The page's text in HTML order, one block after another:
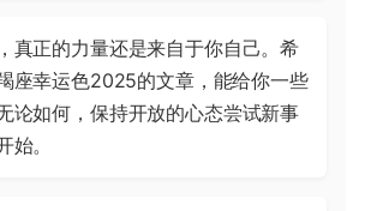
真正的力量还是来自于你自己。希
座幸运色2025的文章，能给你一些
论如何，保持开放的心态尝试新事
始。